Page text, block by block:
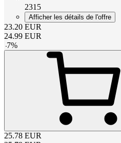
2315
Afficher les détails de l'offre
23.20 EUR
24.99 EUR
-7%
25.78 EUR